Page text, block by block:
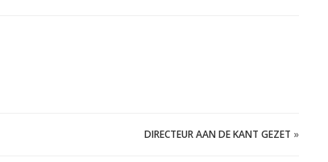
DIRECTEUR AAN DE KANT GEZET »